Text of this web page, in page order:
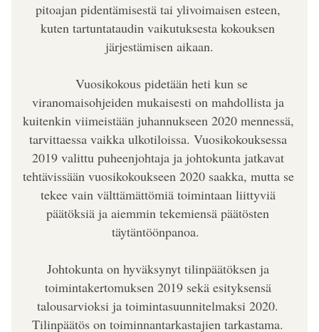
pitoajan pidentämisestä tai ylivoimaisen esteen,
kuten tartuntataudin vaikutuksesta kokouksen
järjestämisen aikaan.
Vuosikokous pidetään heti kun se
viranomaisohjeiden mukaisesti on mahdollista ja
kuitenkin viimeistään juhannukseen 2020 mennessä,
tarvittaessa vaikka ulkotiloissa. Vuosikokouksessa
2019 valittu puheenjohtaja ja johtokunta jatkavat
tehtävissään vuosikokoukseen 2020 saakka, mutta se
tekee vain välttämättömiä toimintaan liittyviä
päätöksiä ja aiemmin tekemiensä päätösten
täytäntöönpanoa.
Johtokunta on hyväksynyt tilinpäätöksen ja
toimintakertomuksen 2019 sekä esityksensä
talousarvioksi ja toimintasuunnitelmaksi 2020.
Tilinpäätös on toiminnantarkastajien tarkastama.